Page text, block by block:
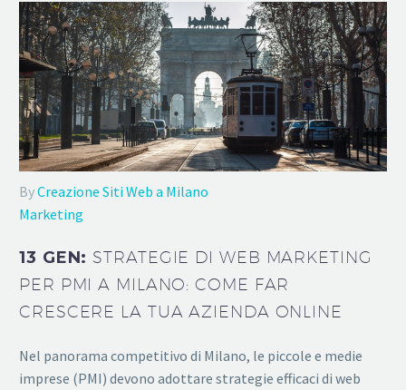
ByCreazione Siti Web a Milano
Marketing
13 GEN: STRATEGIE DI WEB MARKETING
PER PMI A MILANO: COME FAR
CRESCERE LA TUA AZIENDA ONLINE
Nel panorama competitivo di Milano, le piccole e medie
imprese (PMI) devono adottare strategie efficaci di web